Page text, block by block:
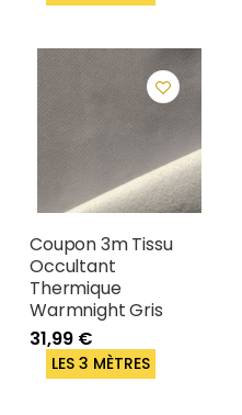
Coupon 3m Tissu
Occultant
Thermique
Warmnight Gris
31,99 €
LES 3 MÈTRES